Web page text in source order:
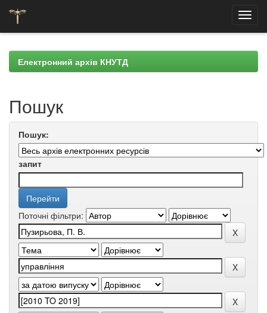
navigationЕлектронний архів КНУТД
Пошук
Пошук:
запит
Поточні фільтри: